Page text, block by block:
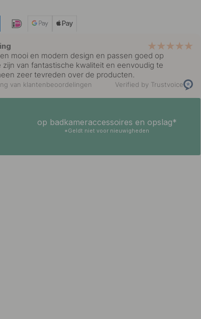
mooi en modern design en passen goed op
van fantastische kwaliteit en eenvoudig te
zeer tevreden over de producten.
van klantenbeoordelingen Verified by Trustvoice
op badkameraccessoires en opslag*
*Geldt niet voor nieuwigheden